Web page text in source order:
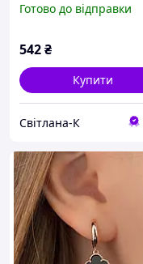
- білий.
Готово до відправки
542₴
Купити
Свiтлана-К